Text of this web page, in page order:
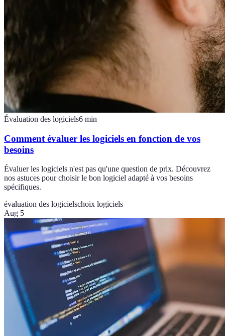
Évaluation des logiciels6 min
Comment évaluer les logiciels en fonction de vos
besoins
Évaluer les logiciels n'est pas qu'une question de prix. Découvrez
nos astuces pour choisir le bon logiciel adapté à vos besoins
spécifiques.
évaluation des logicielschoix logiciels
Aug 5